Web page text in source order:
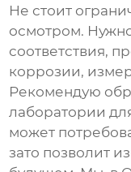
Не стоит
осмотром.
соответствия,
коррозии,
Рекомендую
лаборатории
может
зато позволит